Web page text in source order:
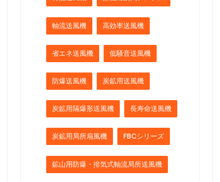
軸流送風機 高効率送風機
省エネ送風機 低騒音送風機
防爆送風機 炭鉱用送風機
炭鉱用隔爆形送風機 長寿命送風機
炭鉱用局所扇風機 FBCシリーズ
鉱山用防爆・排気式軸流局所送風機